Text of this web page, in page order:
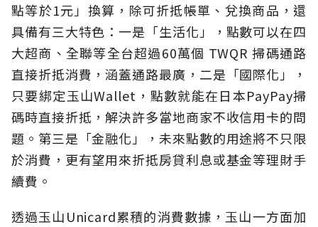
點等於1元」換算，除可折抵帳單、兌換商品，還
具備有三大特色：一是「生活化」，點數可以在四
大超商、全聯等全台超過60萬個 TWQR 掃碼通路
直接折抵消費，涵蓋通路最廣，二是「國際化」，
只要綁定玉山Wallet，點數就能在日本PayPay掃
碼時直接折抵，解決許多當地商家不收信用卡的問
題。第三是「金融化」，未來點數的用途將不只限
於消費，更有望用來折抵房貸利息或基金等理財手
續費。
透過玉山Unicard累積的消費數據，玉山一方面加